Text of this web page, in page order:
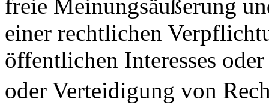
freie Meinungsäußerung
einer rechtlichen
öffentlichen Interesses
oder Verteidigung von